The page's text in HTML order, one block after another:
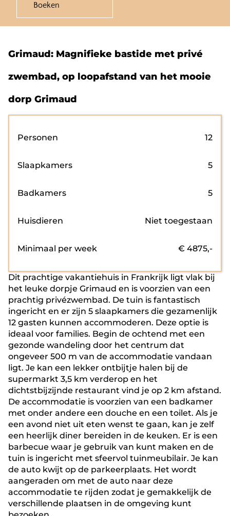
Boeken
Grimaud: Magnifieke bastide met privé
zwembad, op loopafstand van het mooie
dorp Grimaud
Personen 12
Slaapkamers 5
Badkamers 5
Huisdieren Niet toegestaan
Minimaal per week € 4875,-
Dit prachtige vakantiehuis in Frankrijk ligt vlak bij
het leuke dorpje Grimaud en is voorzien van een
prachtig privézwembad. De tuin is fantastisch
ingericht en er zijn 5 slaapkamers die gezamenlijk
12 gasten kunnen accommoderen. Deze optie is
ideaal voor families. Begin de ochtend met een
gezonde wandeling door het centrum dat
ongeveer 500 m van de accommodatie vandaan
ligt. Je kan een lekker ontbijtje halen bij de
supermarkt 3,5 km verderop en het
dichtstbijzijnde restaurant vind je op 2 km afstand.
De accommodatie is voorzien van een badkamer
met onder andere een douche en een toilet. Als je
een avond niet uit eten wenst te gaan, kan je zelf
een heerlijk diner bereiden in de keuken. Er is een
barbecue waar je gebruik van kunt maken en de
tuin is ingericht met sfeervol tuinmeubilair. Je kan
de auto kwijt op de parkeerplaats. Het wordt
aangeraden om met de auto naar deze
accommodatie te rijden zodat je gemakkelijk de
verschillende plaatsen in de omgeving kunt